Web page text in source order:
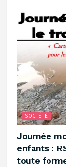
SOCIÉTÉ
‎Journée
enfants :
toute